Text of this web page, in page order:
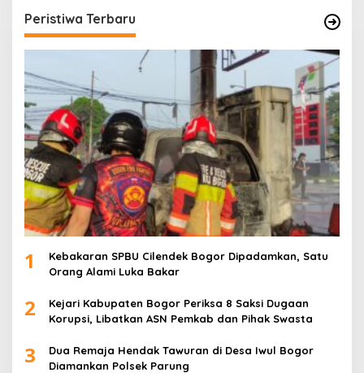
Peristiwa Terbaru
1
Kebakaran SPBU Cilendek Bogor Dipadamkan, Satu
Orang Alami Luka Bakar
2
Kejari Kabupaten Bogor Periksa 8 Saksi Dugaan
Korupsi, Libatkan ASN Pemkab dan Pihak Swasta
3
Dua Remaja Hendak Tawuran di Desa Iwul Bogor
Diamankan Polsek Parung